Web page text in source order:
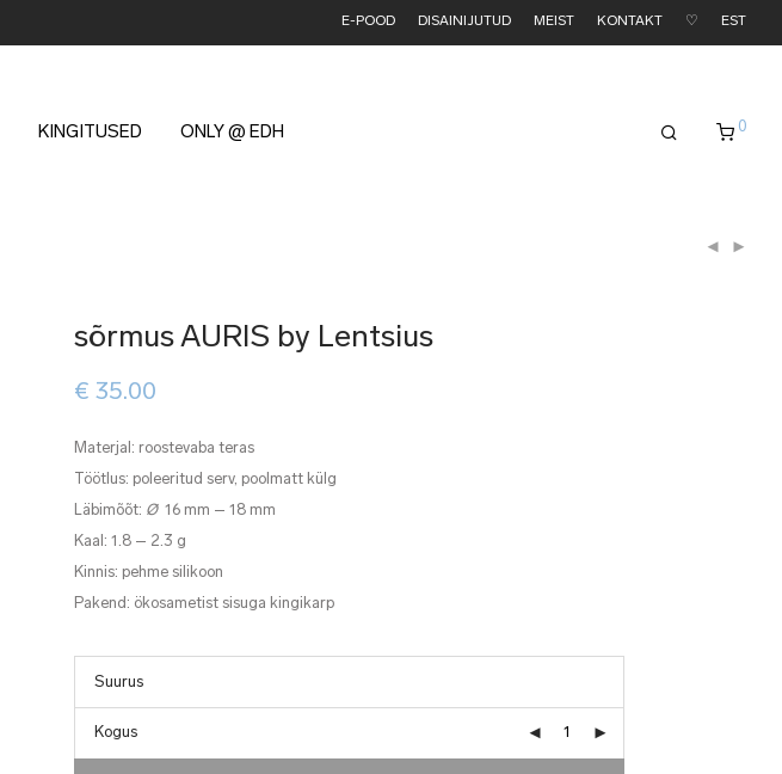
E-POOD DISAINIJUTUD MEIST KONTAKT ♡ EST
KINGITUSED ONLY @ EDH 0
sõrmus AURIS by Lentsius
€ 35.00
Materjal: roostevaba teras
Töötlus: poleeritud serv, poolmatt külg
Läbimõõt: Ø16 mm – 18 mm
Kaal: 1.8 – 2.3 g
Kinnis: pehme silikoon
Pakend: ökosametist sisuga kingikarp
Kogus